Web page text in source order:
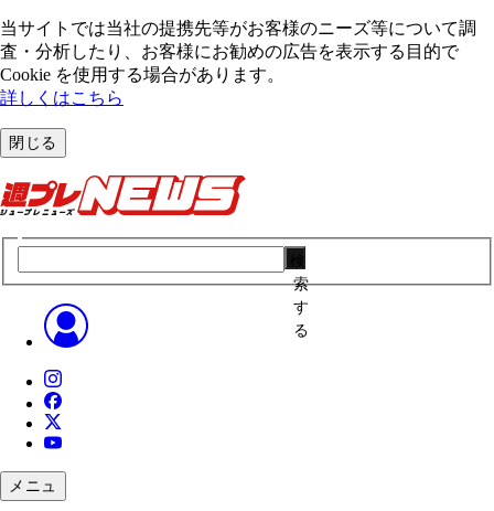
当サイトでは当社の提携先等がお客様のニーズ等について調
査・分析したり、お客様にお勧めの広告を表⽰する⽬的で
Cookie を使⽤する場合があります。
詳しくはこちら
閉じる
索
す
る
メニュ